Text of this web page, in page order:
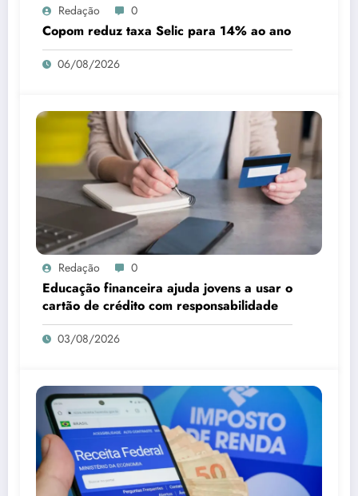
Redação 0
Copom reduz taxa Selic para 14% ao ano
06/08/2026
Redação 0
Educação financeira ajuda jovens a usar o
cartão de crédito com responsabilidade
03/08/2026